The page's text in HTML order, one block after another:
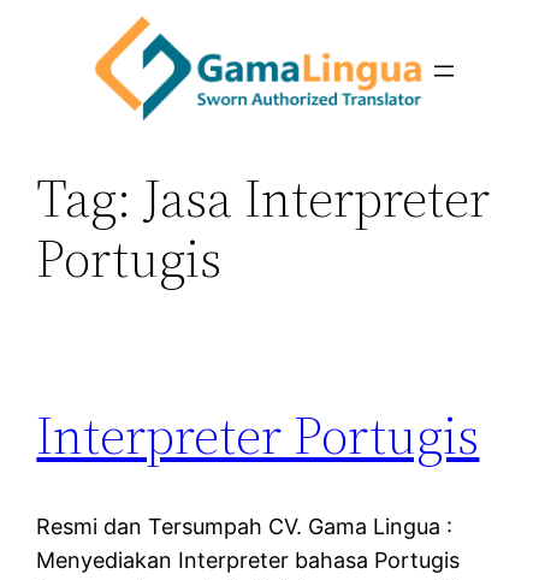
Tag: Jasa Interpreter
Portugis
Interpreter Portugis
Resmi dan Tersumpah CV. Gama Lingua :
Menyediakan Interpreter bahasa Portugis